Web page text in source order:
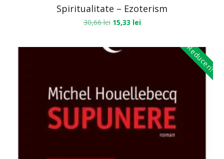
Spiritualitate – Ezoterism
30,66lei 15,33 lei
Reduceri!